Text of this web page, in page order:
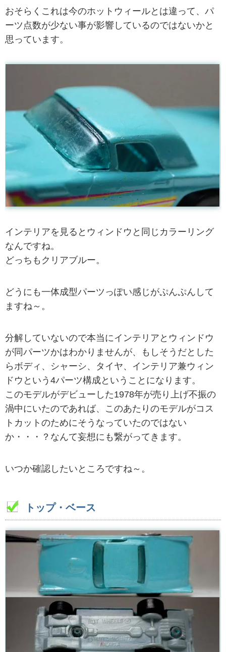
おそらくこれは今のホットウィールとは違って、パ
ーツ点数が少ない事が影響しているのではないかと
思っています。
インテリアを見るとウィンドウと同じカラーリング
なんですね。
どっちもクリアブルー。
どうにも一体成型パーツっぽい感じがぷんぷんして
ますね～。
分解していないので本当にインテリアとウィンドウ
が同パーツかはわかりませんが、もしそうだとした
らボディ、シャーシ、タイヤ、インテリア兼ウィン
ドウという4パーツ構成ということになります。
このモデルがデビューした1978年が売り上げ不振の
渦中にいたのであれば、このあたりのモデルがコス
トカットのためにそうなっていたのではない
か・・・？なんて妄想にも繋がってきます。
いつか確認したいところですね～。
トップ・ベース